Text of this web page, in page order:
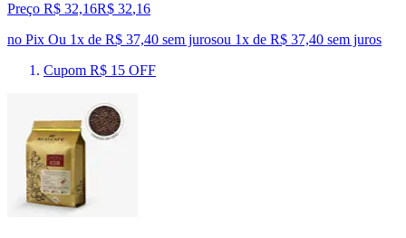
Preço R$ 32,16R$ 32,16
no Pix Ou 1x de R$ 37,40 sem jurosou 1x de R$ 37,40 sem juros
Cupom R$ 15 OFF